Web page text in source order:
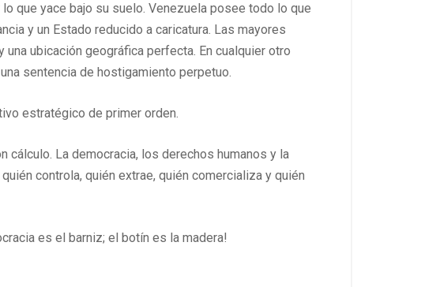
que yace bajo su suelo. Venezuela posee todo lo que
y un Estado reducido a caricatura. Las mayores
ubicación geográfica perfecta. En cualquier otro
sentencia de hostigamiento perpetuo.
estratégico de primer orden.
cálculo. La democracia, los derechos humanos y la
controla, quién extrae, quién comercializa y quién
es el barniz; el botín es la madera!